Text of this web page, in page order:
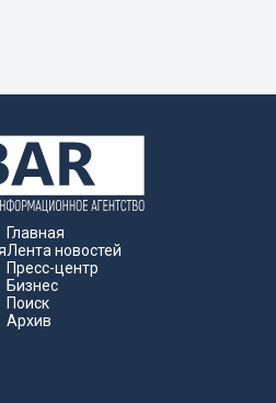
Главная
Лента новостей
Пресс-центр
Бизнес
Поиск
Архив